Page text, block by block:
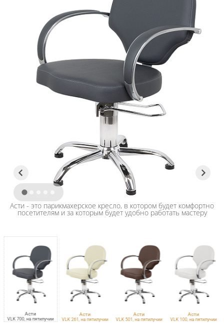
Асти
VLK 700, на пятилучии
Асти
VLK 261, на пятилучии
Асти
VLK 501, на пятилучии
Асти
VLK 100, на пятилучии
Асти - это парикмахерское кресло, в котором будет комфортно
посетителям и за которым будет удобно работать мастеру